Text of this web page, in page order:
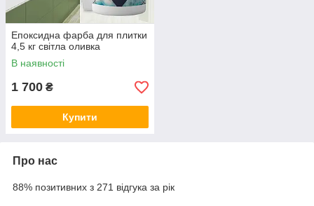
Епоксидна фарба для плитки
4,5 кг світла оливка
В наявності
1 700 ₴
Купити
Про нас
88% позитивних з 271 відгука за рік